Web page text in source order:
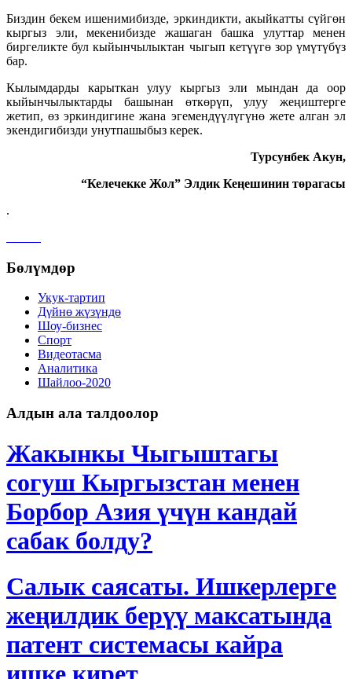
Биздин бекем ишенимибизде, эркиндикти, акыйкатты сүйгɵн
кыргыз эли, мекенибизде жашаган башка улуттар менен
биргеликте бул кыйынчылыктан чыгып кетүүгɵ зор үмүтүбүз
бар.
Кылымдарды карыткан улуу кыргыз эли мындан да оор
кыйынчылыктарды башынан ɵткɵрүп, улуу жеңиштерге
жетип, ɵз эркиндигине жана эгемендүүлүгүнɵ жете алган эл
экендигибизди унутпашыбыз керек.
Турсунбек Акун,
“Келечекке Жол” Элдик Кеңешинин тɵрагасы
.
Бөлүмдөр
Укук-тартип
Дγйнө жүзүндө
Шоу-бизнес
Спорт
Видеотасма
Аналитика
Шайлоо-2020
Алдын ала талдоолор
Жакынкы Чыгыштагы
согуш Кыргызстан менен
Борбор Азия үчүн кандай
сабак болду?
Салык саясаты. Ишкерлерге
жеңилдик берүү максатында
патент системасы кайра